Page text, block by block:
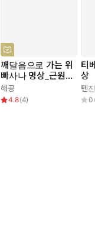
깨달음으로 가는 위
빠사나 명상_근원에
서 전체를 통째로
보라
해공
4.8(4)
티
상
텐
0